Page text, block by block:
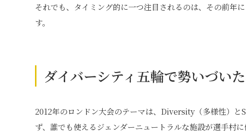
それでも、タイミング的に一つ注目されるのは、その前年
す。
ダイバーシティ五輪で勢いづい
2012年のロンドン大会のテーマは、Diversity（多様性）
ず、誰でも使えるジェンダーニュートラルな施設が選手村